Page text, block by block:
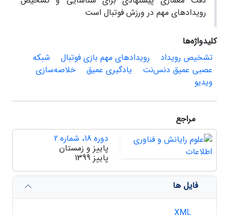
رویدادهای مهم در ورزش فوتبال است
کلیدواژه‌ها
تشخیص رویداد
رویدادهای مهم بازی فوتبال
شبکه
عصبی عمیق دنس‌نت
یادگیری عمیق
خلاصه‌سازی
ویدیو
مراجع
دوره 18، شماره 2
پاییز و زمستان
پاییز 1399
فایل ها